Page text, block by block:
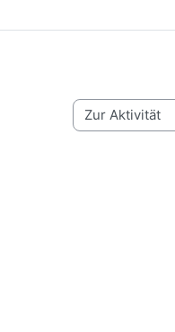
Zur Aktivität